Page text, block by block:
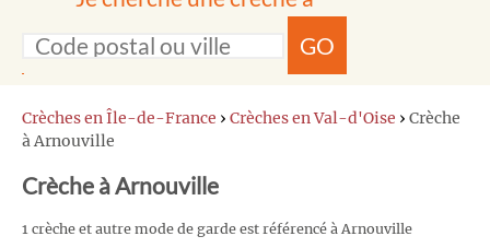
GO
Crèches en Île-de-France › Crèches en Val-d'Oise › Crèche
à Arnouville
Crèche à Arnouville
1 crèche et autre mode de garde est référencé à Arnouville